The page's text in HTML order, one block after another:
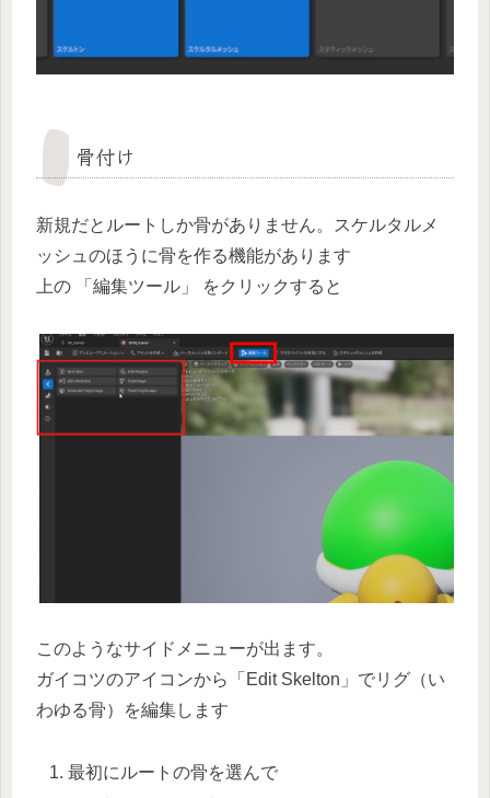
骨付け
新規だとルートしか骨がありません。スケルタルメ
ッシュのほうに骨を作る機能があります
上の 「編集ツール」 をクリックすると
このようなサイドメニューが出ます。
ガイコツのアイコンから「Edit Skelton」でリグ（い
わゆる骨）を編集します
最初にルートの骨を選んで